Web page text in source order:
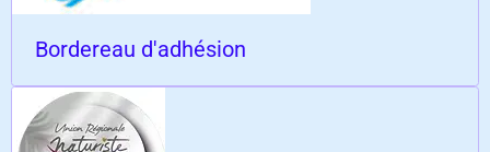
Bordereau d'adhésion